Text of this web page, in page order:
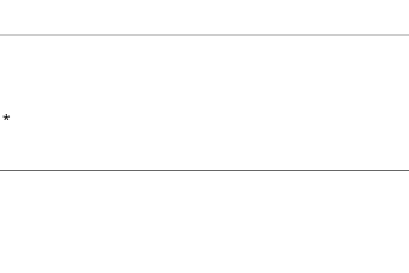
*